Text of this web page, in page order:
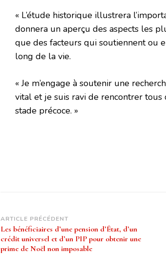
« L’étude historique illustrera
donnera un aperçu des aspects les
que des facteurs qui soutiennent ou
long de la vie.
« Je m’engage à soutenir une
vital et je suis ravi de rencontrer tous
stade précoce. »
Navigation
d’article
ARTICLE PRÉCÉDENT
Les bénéficiaires d’une pension d’État, d’un
crédit universel et d’un PIP pour obtenir une
prime de Noël non imposable